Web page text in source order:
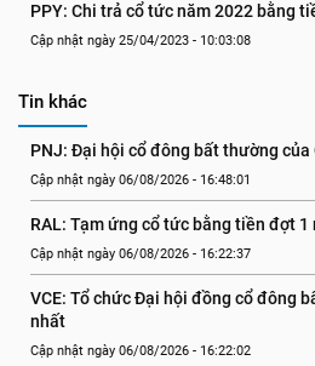
PPY: Chi trả cổ tức năm 2022 bằng
Cập nhật ngày 25/04/2023 - 10:03:08
Tin khác
PNJ: Đại hội cổ đông bất thường của
Cập nhật ngày 06/08/2026 - 16:48:01
RAL: Tạm ứng cổ tức bằng tiền đợt 1
Cập nhật ngày 06/08/2026 - 16:22:37
VCE: Tổ chức Đại hội đồng cổ đông
nhất
Cập nhật ngày 06/08/2026 - 16:22:02